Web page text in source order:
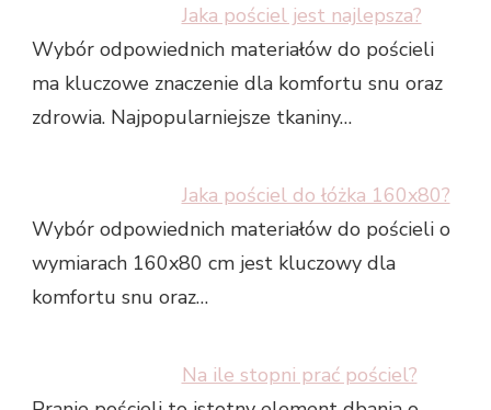
Jaka pościel jest najlepsza?
Wybór odpowiednich materiałów do pościeli
ma kluczowe znaczenie dla komfortu snu oraz
zdrowia. Najpopularniejsze tkaniny…
Jaka pościel do łóżka 160x80?
Wybór odpowiednich materiałów do pościeli o
wymiarach 160x80 cm jest kluczowy dla
komfortu snu oraz…
Na ile stopni prać pościel?